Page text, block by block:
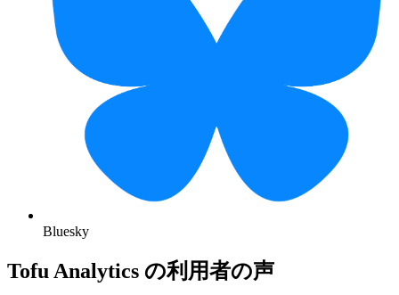
Bluesky
Tofu Analytics の利用者の声